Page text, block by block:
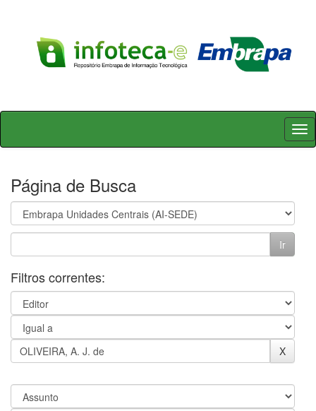
Skip
Página de Busca
Filtros correntes: